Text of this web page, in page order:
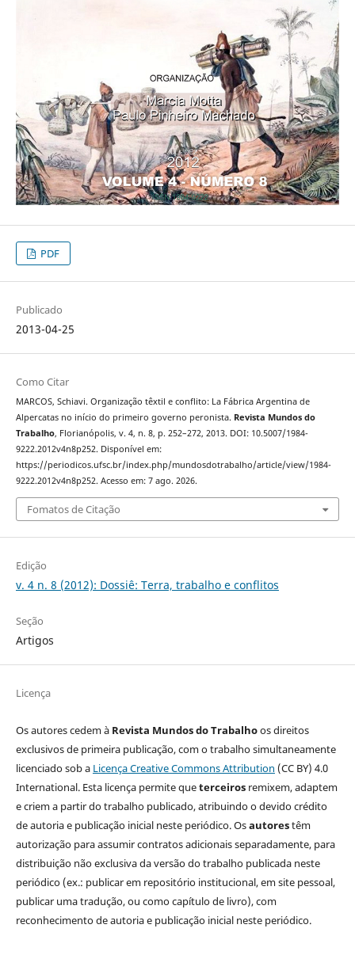
PDF
Publicado
2013-04-25
Como Citar
MARCOS, Schiavi. Organização têxtil e conflito: La Fábrica Argentina de
Alpercatas no início do primeiro governo peronista. Revista Mundos do
Trabalho, Florianópolis, v. 4, n. 8, p. 252–272, 2013. DOI: 10.5007/1984-
9222.2012v4n8p252. Disponível em:
https://periodicos.ufsc.br/index.php/mundosdotrabalho/article/view/1984-
9222.2012v4n8p252. Acesso em: 7 ago. 2026.
Fomatos de Citação
Edição
v. 4 n. 8 (2012): Dossiê: Terra, trabalho e conflitos
Seção
Artigos
Licença
Os autores cedem à Revista Mundos do Trabalhoos direitos
exclusivos de primeira publicação, com o trabalho simultaneamente
licenciado sob a Licença Creative Commons Attribution (CC BY) 4.0
International. Esta licença permite queterceirosremixem, adaptem
e criem a partir do trabalho publicado, atribuindo o devido crédito
de autoria e publicação inicial neste periódico. Osautorestêm
autorização para assumir contratos adicionais separadamente, para
distribuição não exclusiva da versão do trabalho publicada neste
periódico (ex.: publicar em repositório institucional, em site pessoal,
publicar uma tradução, ou como capítulo de livro), com
reconhecimento de autoria e publicação inicial neste periódico.